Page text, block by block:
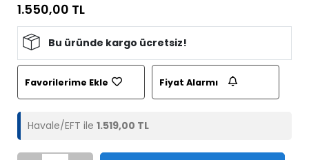
1.550,00 TL
Bu üründe kargo ücretsiz!
Favorilerime Ekle Fiyat Alarmı
Havale/EFT ile 1.519,00 TL